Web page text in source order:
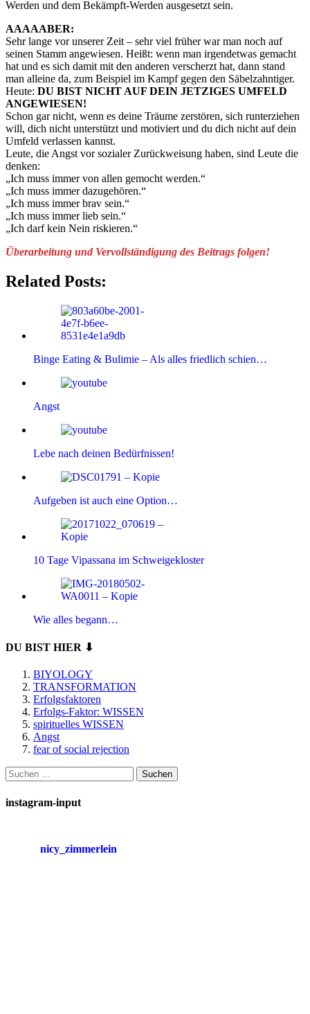
Werden und dem Bekämpft-Werden ausgesetzt sein.
AAAAABER:
Sehr lange vor unserer Zeit – sehr viel früher war man noch auf
seinen Stamm angewiesen. Heißt: wenn man irgendetwas gemacht
hat und es sich damit mit den anderen verscherzt hat, dann stand
man alleine da, zum Beispiel im Kampf gegen den Säbelzahntiger.
Heute: DU BIST NICHT AUF DEIN JETZIGES UMFELD
ANGEWIESEN!
Schon gar nicht, wenn es deine Träume zerstören, sich runterziehen
will, dich nicht unterstützt und motiviert und du dich nicht auf dein
Umfeld verlassen kannst.
Leute, die Angst vor sozialer Zurückweisung haben, sind Leute die
denken:
„Ich muss immer von allen gemocht werden.“
„Ich muss immer dazugehören.“
„Ich muss immer brav sein.“
„Ich muss immer lieb sein.“
„Ich darf kein Nein riskieren.“
Überarbeitung und Vervollständigung des Beitrags folgen!
Related Posts:
Binge Eating & Bulimie – Als alles friedlich schien…
Angst
Lebe nach deinen Bedürfnissen!
Aufgeben ist auch eine Option…
10 Tage Vipassana im Schweigekloster
Wie alles begann…
DU BIST HIER ⬇
BIYOLOGY
TRANSFORMATION
Erfolgsfaktoren
Erfolgs-Faktor: WISSEN
spirituelles WISSEN
Angst
fear of social rejection
Suchen
nach:
instagram-input
nicy_zimmerlein